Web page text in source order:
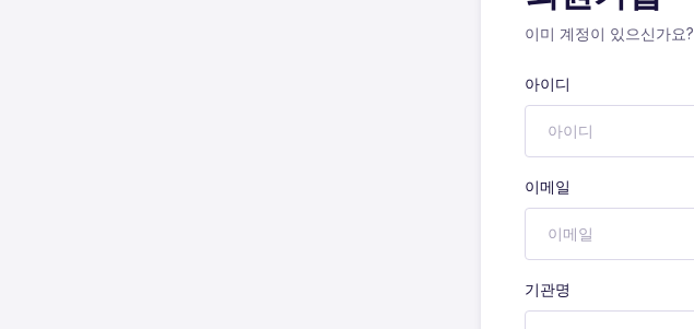
이미 계정이 있으신가요?
아이디
이메일
기관명